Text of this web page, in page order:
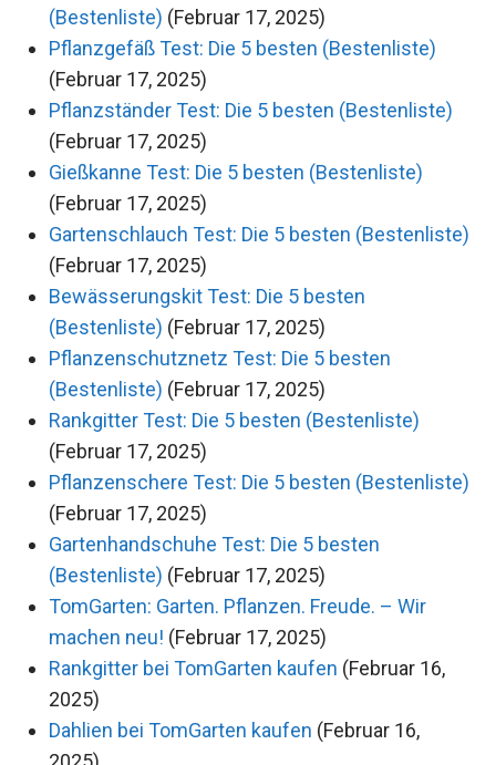
(Bestenliste) (Februar 17, 2025)
Pflanzgefäß Test: Die 5 besten (Bestenliste)
(Februar 17, 2025)
Pflanzständer Test: Die 5 besten (Bestenliste)
(Februar 17, 2025)
Gießkanne Test: Die 5 besten (Bestenliste)
(Februar 17, 2025)
Gartenschlauch Test: Die 5 besten (Bestenliste)
(Februar 17, 2025)
Bewässerungskit Test: Die 5 besten
(Bestenliste) (Februar 17, 2025)
Pflanzenschutznetz Test: Die 5 besten
(Bestenliste) (Februar 17, 2025)
Rankgitter Test: Die 5 besten (Bestenliste)
(Februar 17, 2025)
Pflanzenschere Test: Die 5 besten (Bestenliste)
(Februar 17, 2025)
Gartenhandschuhe Test: Die 5 besten
(Bestenliste) (Februar 17, 2025)
TomGarten: Garten. Pflanzen. Freude. – Wir
machen neu! (Februar 17, 2025)
Rankgitter bei TomGarten kaufen (Februar 16,
2025)
Dahlien bei TomGarten kaufen (Februar 16,